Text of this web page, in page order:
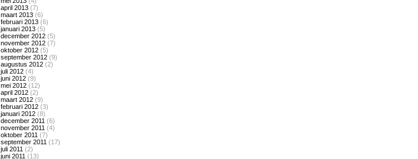
april 2013 (7)
maart 2013 (6)
februari 2013 (6)
januari 2013 (5)
december 2012 (5)
november 2012 (7)
oktober 2012 (5)
september 2012 (9)
augustus 2012 (2)
juli 2012 (4)
juni 2012 (9)
mei 2012 (12)
april 2012 (2)
maart 2012 (9)
februari 2012 (3)
januari 2012 (8)
december 2011 (6)
november 2011 (4)
oktober 2011 (7)
september 2011 (17)
juli 2011 (2)
juni 2011 (13)